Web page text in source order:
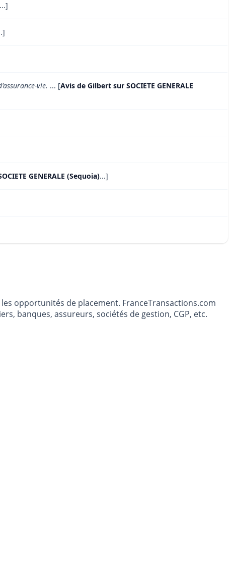
...]
vie. ... [Avis de Gilbert sur SOCIETE GENERALE
GENERALE (Sequoia)...]
opportunités de placement. FranceTransactions.com
banques, assureurs, sociétés de gestion, CGP, etc.